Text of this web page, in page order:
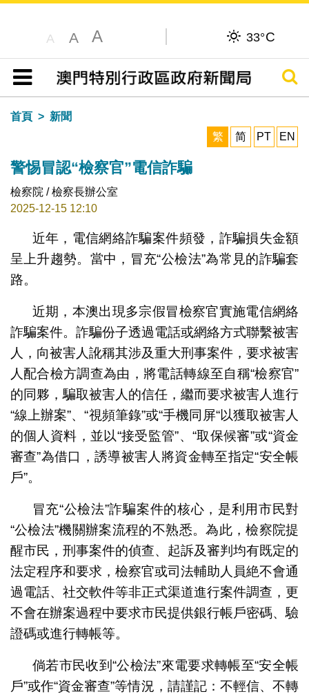
A A A 33°C
目錄
搜尋
首頁
新聞
繁
简 PT EN
警惕冒認“檢察官”電信詐騙
檢察院 / 檢察長辦公室
2025-12-15 12:10
近年，電信網絡詐騙案件頻發，詐騙損失金額
呈上升趨勢。當中，冒充“公檢法”為常見的詐騙套
路。
近期，本澳出現多宗假冒檢察官實施電信網絡
詐騙案件。詐騙份子透過電話或網絡方式聯繫被害
人，向被害人訛稱其涉及重大刑事案件，要求被害
人配合檢方調查為由，將電話轉線至自稱“檢察官”
的同夥，騙取被害人的信任，繼而要求被害人進行
“線上辦案”、“視頻筆錄”或“手機同屏“以獲取被害人
的個人資料，並以“接受監管”、“取保候審”或“資金
審查”為借口，誘導被害人將資金轉至指定“安全帳
戶”。
冒充“公檢法”詐騙案件的核心，是利用市民對
“公檢法”機關辦案流程的不熟悉。為此，檢察院提
醒市民，刑事案件的偵查、起訴及審判均有既定的
法定程序和要求，檢察官或司法輔助人員絶不會通
過電話、社交軟件等非正式渠道進行案件調查，更
不會在辦案過程中要求市民提供銀行帳戶密碼、驗
證碼或進行轉帳等。
倘若市民收到“公檢法”來電要求轉帳至“安全帳
戶”或作“資金審查”等情況，請謹記：不輕信、不轉